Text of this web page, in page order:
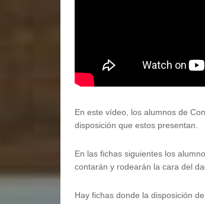
En este vídeo, los alumnos de
disposición que estos presentan.
En las fichas siguientes los
contarán y rodearán la cara del
Hay fichas donde la disposición